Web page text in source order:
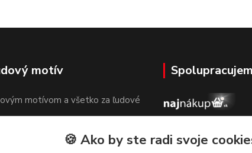
motív
motívom a všetko za ľudové
🍪 Ako by ste radi svoje